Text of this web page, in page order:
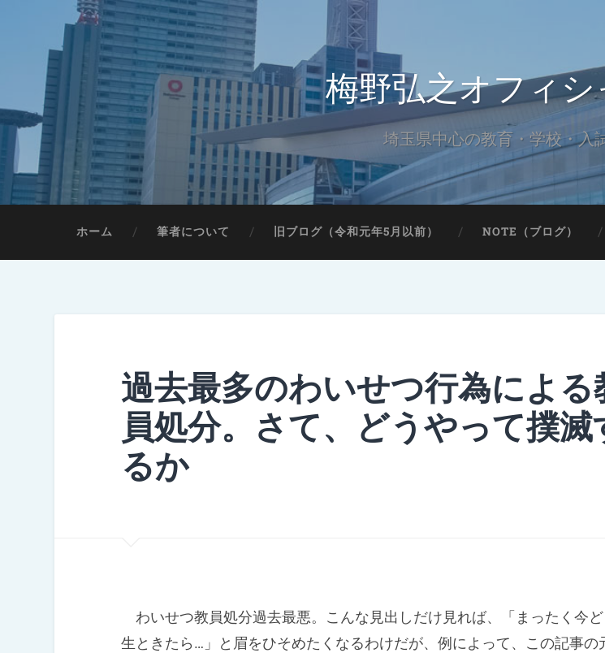
梅野弘之オフィ
埼玉県中心の教育・学校・入
ホーム 筆者について 旧ブログ（令和元年5月以前） NOTE（ブログ）
過去最多のわいせつ行為による
員処分。さて、どうやって撲滅
るか
わいせつ教員処分過去最悪。こんな見出しだけ見れば、「まったく今
生ときたら…」と眉をひそめたくなるわけだが、例によって、この記事の